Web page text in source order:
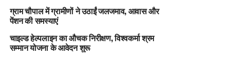
ग्राम चौपाल में ग्रामीणों ने उठाईं जलजमाव, आवास और
पेंशन की समस्याएं
चाइल्ड हेल्पलाइन का औचक निरीक्षण, विश्वकर्मा श्रम
सम्मान योजना के आवेदन शुरू